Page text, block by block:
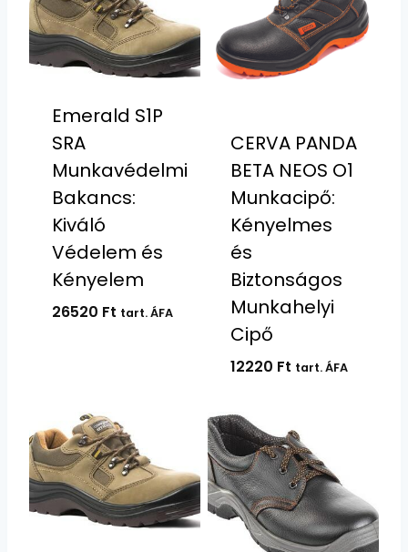
Emerald S1P
SRA
Munkavédelmi
Bakancs:
Kiváló
Védelem és
Kényelem
26520 Ft tart. ÁFA
CERVA PANDA
BETA NEOS O1
Munkacipő:
Kényelmes
és
Biztonságos
Munkahelyi
Cipő
12220 Ft tart. ÁFA